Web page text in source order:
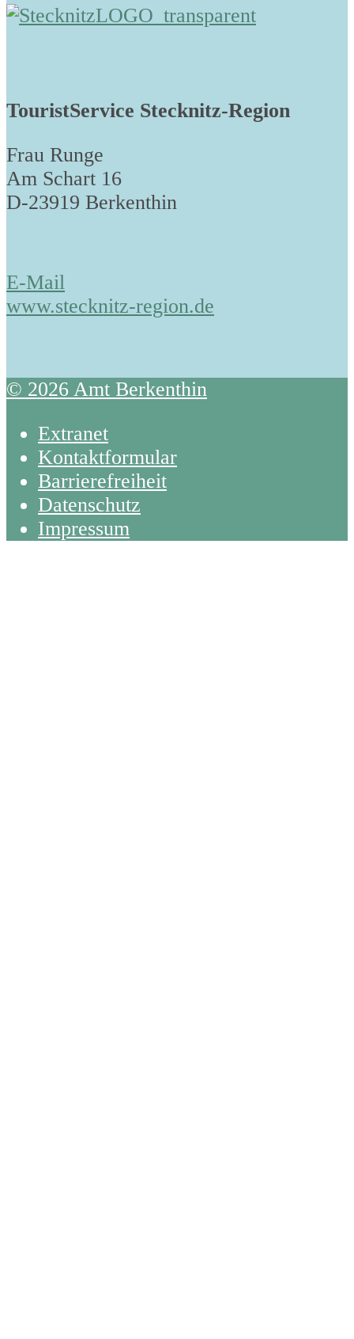
TouristService Stecknitz-Region
Frau Runge
Am Schart 16
D-23919 Berkenthin
E-Mail
www.stecknitz-region.de
© 2026 Amt Berkenthin
Extranet
Kontaktformular
Barrierefreiheit
Datenschutz
Impressum